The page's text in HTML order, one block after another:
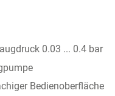
0.03 ... 0.4 bar
Bedienoberfläche